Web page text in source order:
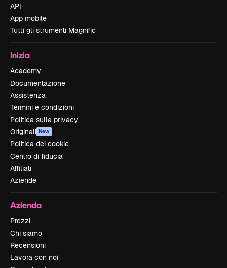
API
App mobile
Tutti gli strumenti Magnific
Inizia
Academy
Documentazione
Assistenza
Termini e condizioni
Politica sulla privacy
Originali New
Politica dei cookie
Centro di fiducia
Affiliati
Aziende
Azienda
Prezzi
Chi siamo
Recensioni
Lavora con noi